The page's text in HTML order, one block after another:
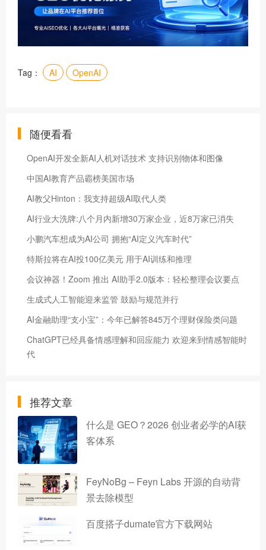
Tag： AI OpenAI
随便看看
OpenAI开发全新AI人机对话技术 支持识别物体和图像
中国AI教育产品霸榜美国市场
AI教父Hinton：我支持超级AI取代人类
AI行业大洗牌:八个月内新增30万家企业，近8万家已消失
小鹏汽车想成为AI公司 拥抱“AI定义汽车时代”
特斯拉将在AI投100亿美元 用于AI训练和推理
会议神器！​Zoom 推出 AI助手2.0版本：轻松整理会议要点
生成式人工智能迎来监管 鼓励与规范并行
AI金融助理“支小宝”：今年已解答845万个理财保险类问题
ChatGPT已经具备情感理解和回应能力 欢迎来到情感智能时
代
推荐文章
什么是 GEO？2026 创业者必学的AI获
客体系
FeyNoBg – Feyn Labs 开源的自动背
景去除模型
百度搭子dumate官方下载网站